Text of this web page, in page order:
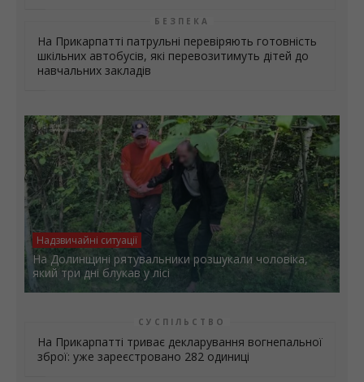
Підтримка фронту: у Франківську реалізували
чергові проєкти “Бюджету участі”
навчальних закладів
Надзвичайні ситуації
який три дні блукав у лісі